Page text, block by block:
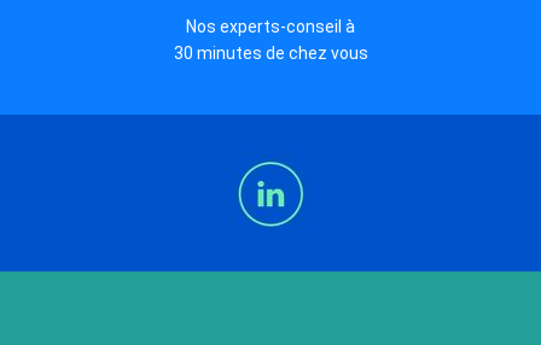
Nos experts-conseil à
30 minutes de chez vous